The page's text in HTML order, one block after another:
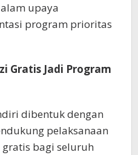
upaya
program prioritas
Gratis Jadi Program
dibentuk dengan
pelaksanaan
bagi seluruh